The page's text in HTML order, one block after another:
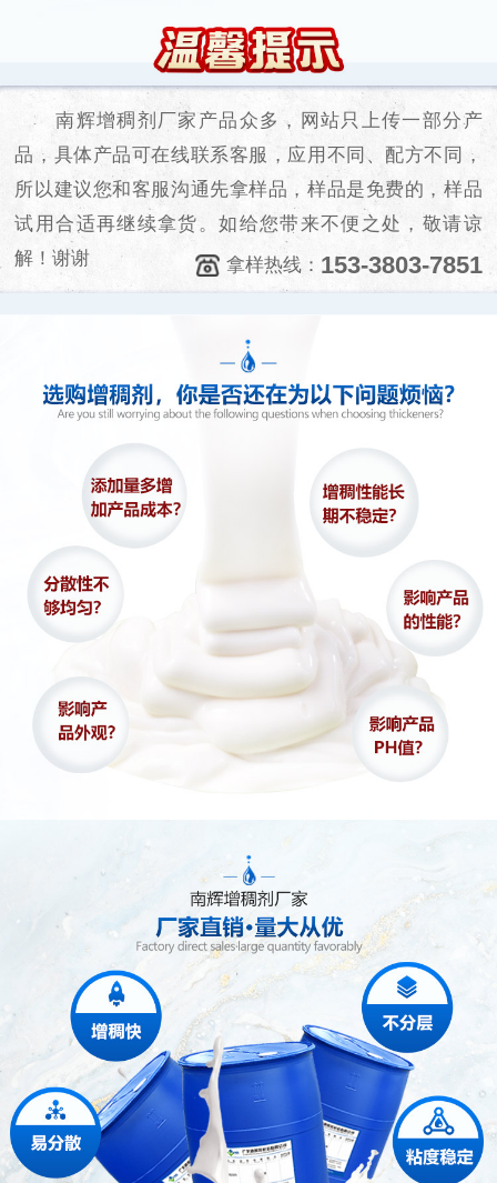
南辉增稠剂厂家产品众多，网站只上传一部分产
品，具体产品可在线联系客服，应用不同、配方不同，
所以建议您和客服沟通先拿样品，样品是免费的，样品
试用合适再继续拿货。如给您带来不便之处，敬请谅
解！谢谢
拿样热线： 153-3803-7851